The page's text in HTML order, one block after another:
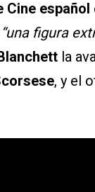
Cine español
“una figura
la
, y el